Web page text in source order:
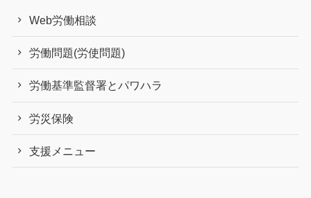
Web労働相談
労働問題(労使問題)
労働基準監督署とパワハラ
労災保険
支援メニュー